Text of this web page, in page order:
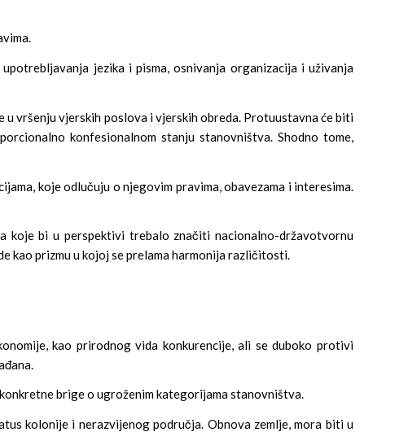
jezika i pisma, osnivanja organizacija i uživanja
vršenju vjerskih poslova i vjerskih obreda. Protuustavna će biti
konfesionalnom stanju stanovništva. Shodno tome,
koje odlučuju o njegovim pravima, obavezama i interesima.
koje bi u perspektivi trebalo značiti nacionalno-državotvornu
kao prizmu u kojoj se prelama harmonija različitosti.
kao prirodnog vida konkurencije, ali se duboko protivi
brige o ugroženim kategorijama stanovništva.
kolonije i nerazvijenog područja. Obnova zemlje, mora biti u